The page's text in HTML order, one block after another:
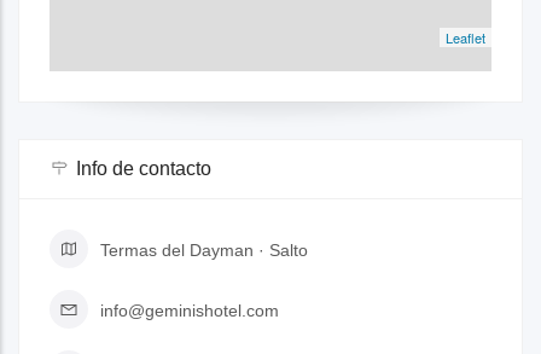
Leaflet
Info de contacto
Termas del Dayman · Salto
info@geminishotel.com